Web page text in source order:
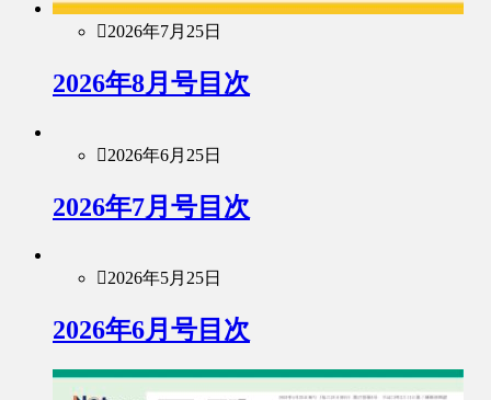
2026年7月25日
2026年8月号目次
2026年6月25日
2026年7月号目次
2026年5月25日
2026年6月号目次